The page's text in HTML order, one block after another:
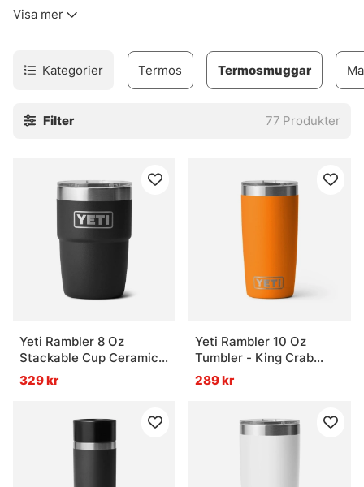
vara säker på att kaffet eller teet håller sig varmt länge. Ett
utmärkt för att hålla dryck kall under längre fiskepass.
Visa mer
Kategorier Termos Termosmuggar
Filter 77 Produkter
Yeti Rambler 8 Oz
Stackable Cup Ceramic -
Black
329 kr
Yeti Rambler 10 Oz
Tumbler - King Crab
Orange
289 kr